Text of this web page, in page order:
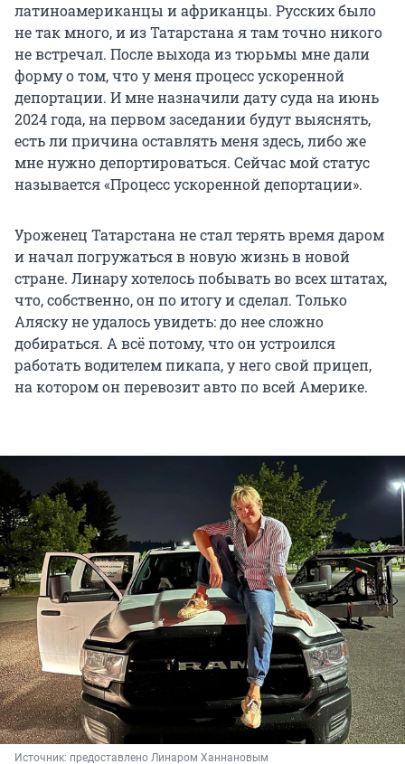
латиноамериканцы и африканцы. Русских было
не так много, и из Татарстана я там точно никого
не встречал. После выхода из тюрьмы мне дали
форму о том, что у меня процесс ускоренной
депортации. И мне назначили дату суда на июнь
2024 года, на первом заседании будут выяснять,
есть ли причина оставлять меня здесь, либо же
мне нужно депортироваться. Сейчас мой статус
называется «Процесс ускоренной депортации».
Уроженец Татарстана не стал терять время даром
и начал погружаться в новую жизнь в новой
стране. Линару хотелось побывать во всех штатах,
что, собственно, он по итогу и сделал. Только
Аляску не удалось увидеть: до нее сложно
добираться. А всё потому, что он устроился
работать водителем пикапа, у него свой прицеп,
на котором он перевозит авто по всей Америке.
Источник: предоставлено Линаром Ханнановым